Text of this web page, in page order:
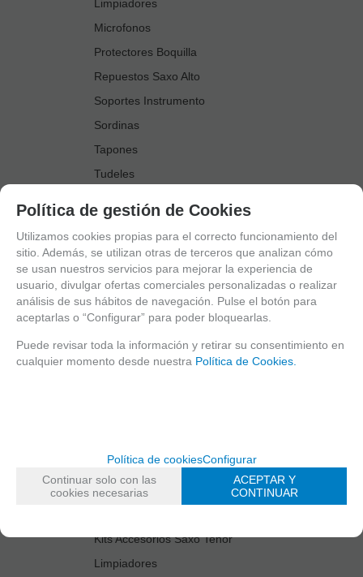
Limpiadores
Microfonos
Protectores Boquilla
Repuestos Saxo Alto
Soportes Instrumento
Sordinas
Tapones
Tudeles
Accesorios Saxo Tenor
Abrazaderas
Anillo Fonico Saxo Tenor
Atriles Marcha
Boquillas
Boquilleros
Cañas
Estuches Guardacañas
Estuches Instrumento
Kits Accesorios Saxo Tenor
Limpiadores
Política de gestión de Cookies
Utilizamos cookies propias para el correcto funcionamiento del
sitio. Además, se utilizan otras de terceros que analizan cómo
se usan nuestros servicios para mejorar la experiencia de
usuario, divulgar ofertas comerciales personalizadas o realizar
análisis de sus hábitos de navegación. Pulse el botón para
aceptarlas o “Configurar” para poder bloquearlas.
Puede revisar toda la información y retirar su consentimiento en
cualquier momento desde nuestra Política de Cookies.
Política de cookiesConfigurar
Continuar solo con las
cookies necesarias
ACEPTAR Y
CONTINUAR